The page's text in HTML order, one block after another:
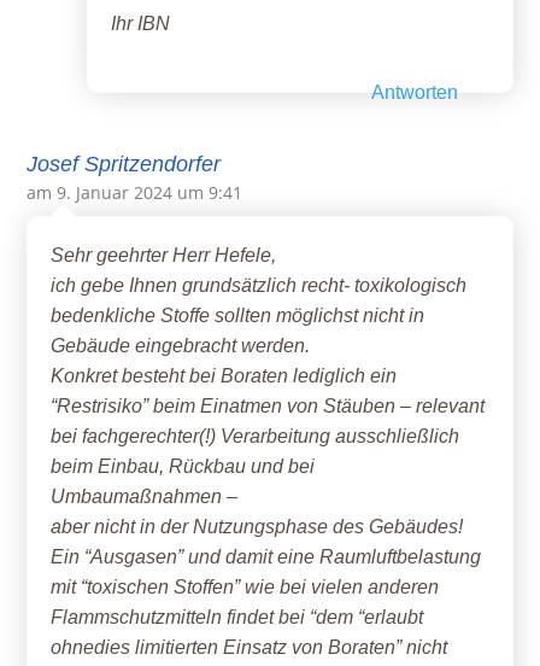
Ihr IBN
Antworten
Josef Spritzendorfer
am 9. Januar 2024 um 9:41
Sehr geehrter Herr Hefele,
ich gebe Ihnen grundsätzlich recht- toxikologisch
bedenkliche Stoffe sollten möglichst nicht in
Gebäude eingebracht werden.
Konkret besteht bei Boraten lediglich ein
“Restrisiko” beim Einatmen von Stäuben – relevant
bei fachgerechter(!) Verarbeitung ausschließlich
beim Einbau, Rückbau und bei
Umbaumaßnahmen –
aber nicht in der Nutzungsphase des Gebäudes!
Ein “Ausgasen” und damit eine Raumluftbelastung
mit “toxischen Stoffen” wie bei vielen anderen
Flammschutzmitteln findet bei “dem “erlaubt
ohnedies limitierten Einsatz von Boraten” nicht